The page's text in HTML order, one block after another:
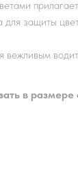
для защиты
вежливым
в размере